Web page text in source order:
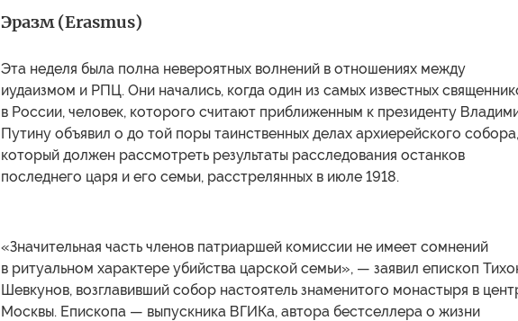
Эразм (Erasmus)
Эта неделя была полна невероятных волнений в отношениях между
иудаизмом и РПЦ. Они начались, когда один из самых известных
в России, человек, которого считают приближенным к президенту
Путину объявил о до той поры таинственных делах архиерейского собора,
который должен рассмотреть результаты расследования останков
последнего царя и его семьи, расстрелянных в июле 1918.
«Значительная часть членов патриаршей комиссии не имеет сомнений
в ритуальном характере убийства царской семьи», — заявил епископ
Шевкунов, возглавивший собор настоятель знаменитого монастыря в
Москвы. Епископа — выпускника ВГИКа, автора бестселлера о жизни